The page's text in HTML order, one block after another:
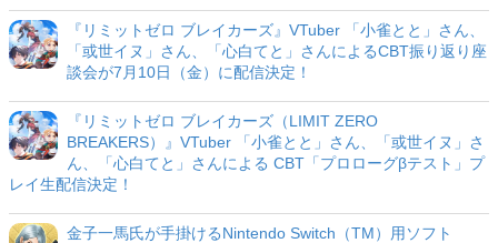
『リミットゼロ ブレイカーズ』VTuber 「小雀とと」さん、
「或世イヌ」さん、「心白てと」さんによるCBT振り返り座
談会が7月10日（金）に配信決定！
『リミットゼロ ブレイカーズ（LIMIT ZERO
BREAKERS）』VTuber 「小雀とと」さん、「或世イヌ」さ
ん、「心白てと」さんによる CBT「プロローグβテスト」プ
レイ生配信決定！
金子一馬氏が手掛けるNintendo Switch（TM）用ソフト